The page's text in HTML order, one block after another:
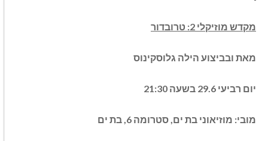
מקדש מוזיקלי 2: טרובדור
מאת ובביצוע הילה גלוסקינוס
יום רביעי 29.6 בשעה 21:30
מובי: מוזיאוני בת ים, סטרומה 6, בת ים